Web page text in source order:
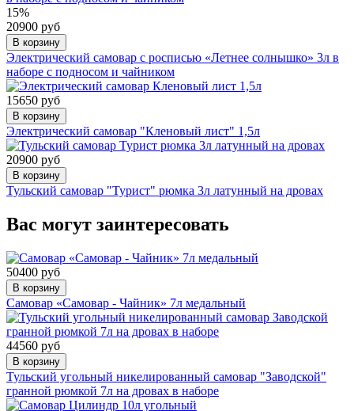
15%
20900 руб
В корзину
Электрический самовар с росписью «Летнее солнышко» 3л в
наборе с подносом и чайником
15650 руб
В корзину
Электрический самовар "Кленовый лист" 1,5л
20900 руб
В корзину
Тульский самовар "Турист" рюмка 3л латунный на дровах
Вас могут заинтересовать
50400 руб
В корзину
Самовар «Самовар - Чайник» 7л медальный
44560 руб
В корзину
Тульский угольный никелированный самовар "Заводской"
гранной рюмкой 7л на дровах в наборе